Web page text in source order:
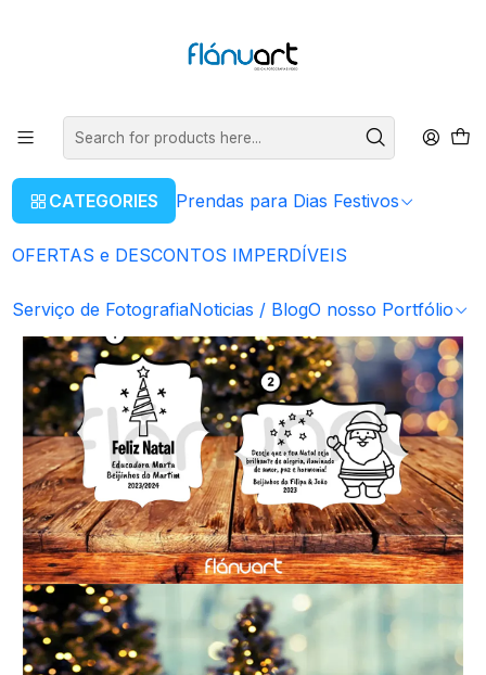
CATEGORIES Prendas para Dias Festivos
OFERTAS e DESCONTOS IMPERDÍVEIS
Serviço de FotografiaNoticias / BlogO nosso Portfólio
Prendas para Dias Festivos